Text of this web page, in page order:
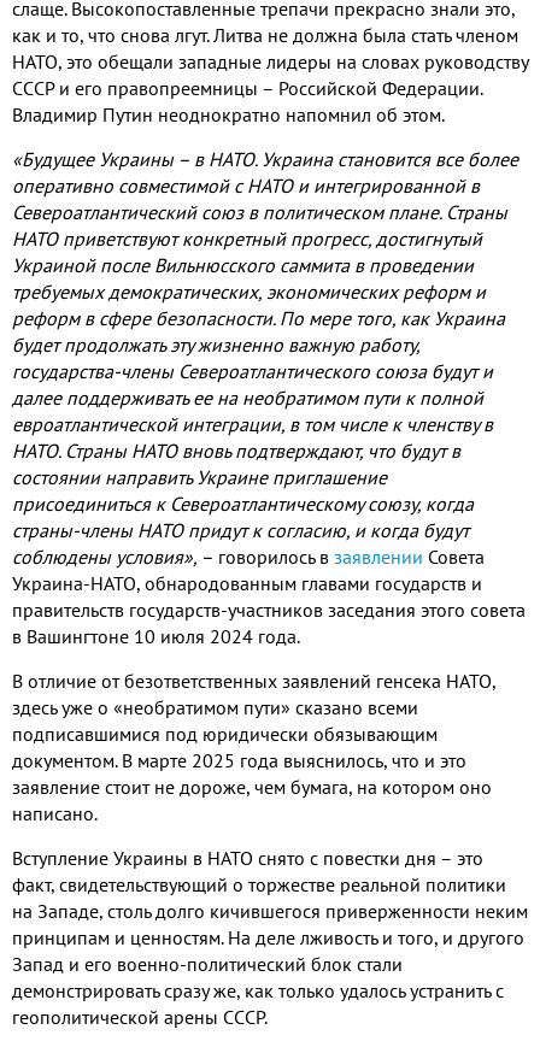
слаще. Высокопоставленные трепачи прекрасно знали это,
как и то, что снова лгут. Литва не должна была стать членом
НАТО, это обещали западные лидеры на словах руководству
СССР и его правопреемницы – Российской Федерации.
Владимир Путин неоднократно напомнил об этом.
«Будущее Украины – в НАТО. Украина становится все более
оперативно совместимой с НАТО и интегрированной в
Североатлантический союз в политическом плане. Страны
НАТО приветствуют конкретный прогресс, достигнутый
Украиной после Вильнюсского саммита в проведении
требуемых демократических, экономических реформ и
реформ в сфере безопасности. По мере того, как Украина
будет продолжать эту жизненно важную работу,
государства-члены Североатлантического союза будут и
далее поддерживать ее на необратимом пути к полной
евроатлантической интеграции, в том числе к членству в
НАТО. Страны НАТО вновь подтверждают, что будут в
состоянии направить Украине приглашение
присоединиться к Североатлантическому союзу, когда
страны-члены НАТО придут к согласию, и когда будут
соблюдены условия», – говорилось в заявлении Совета
Украина-НАТО, обнародованным главами государств и
правительств государств-участников заседания этого совета
в Вашингтоне 10 июля 2024 года.
В отличие от безответственных заявлений генсека НАТО,
здесь уже о «необратимом пути» сказано всеми
подписавшимися под юридически обязывающим
документом. В марте 2025 года выяснилось, что и это
заявление стоит не дороже, чем бумага, на котором оно
написано.
Вступление Украины в НАТО снято с повестки дня – это
факт, свидетельствующий о торжестве реальной политики
на Западе, столь долго кичившегося приверженности неким
принципам и ценностям. На деле лживость и того, и другого
Запад и его военно-политический блок стали
демонстрировать сразу же, как только удалось устранить с
геополитической арены СССР.